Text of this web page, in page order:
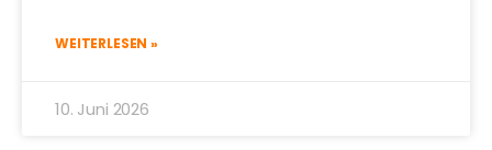
WEITERLESEN »
10. Juni 2026